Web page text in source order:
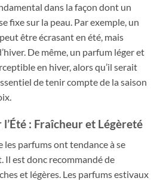
dans la façon dont un
fixe sur la peau. Par exemple, un
être écrasant en été, mais
De même, un parfum léger et
en hiver, alors qu’il serait
de tenir compte de la saison
: Fraîcheur et Légèreté
les parfums ont tendance à se
Il est donc recommandé de
et légères. Les parfums estivaux